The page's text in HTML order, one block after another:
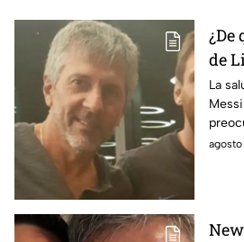
¿De
de
se
La